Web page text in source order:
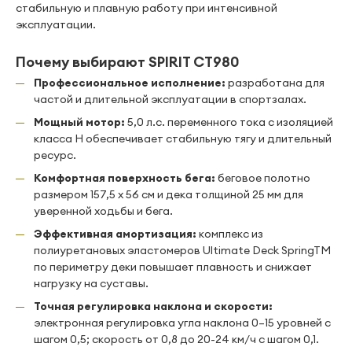
стабильную и плавную работу при интенсивной
эксплуатации.
Почему выбирают SPIRIT CT980
Профессиональное исполнение: разработана для
частой и длительной эксплуатации в спортзалах.
Мощный мотор: 5,0 л.с. переменного тока с изоляцией
класса H обеспечивает стабильную тягу и длительный
ресурс.
Комфортная поверхность бега: беговое полотно
размером 157,5 х 56 см и дека толщиной 25 мм для
уверенной ходьбы и бега.
Эффективная амортизация: комплекс из
полиуретановых эластомеров Ultimate Deck SpringTM
по периметру деки повышает плавность и снижает
нагрузку на суставы.
Точная регулировка наклона и скорости:
электронная регулировка угла наклона 0–15 уровней с
шагом 0,5; скорость от 0,8 до 20-24 км/ч с шагом 0,1.